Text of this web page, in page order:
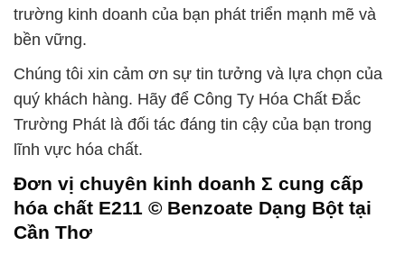
trường kinh doanh của bạn phát triển mạnh mẽ và
bền vững.
Chúng tôi xin cảm ơn sự tin tưởng và lựa chọn của
quý khách hàng. Hãy để Công Ty Hóa Chất Đắc
Trường Phát là đối tác đáng tin cậy của bạn trong
lĩnh vực hóa chất.
Đơn vị chuyên kinh doanh Σ cung cấp
hóa chất E211 © Benzoate Dạng Bột tại
Cần Thơ